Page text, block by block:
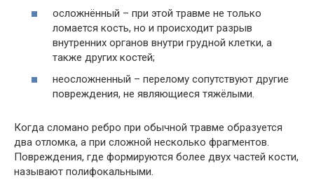
осложнённый – при этой травме не только
ломается кость, но и происходит разрыв
внутренних органов внутри грудной клетки, а
также других костей;
неосложненный – перелому сопутствуют другие
повреждения, не являющиеся тяжёлыми.
Когда сломано ребро при обычной травме образуется
два отломка, а при сложной несколько фрагментов.
Повреждения, где формируются более двух частей кости,
называют полифокальными.